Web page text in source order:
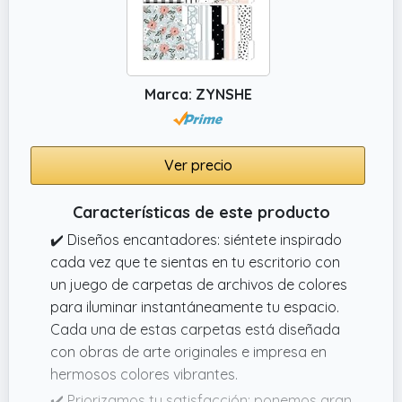
Marca: ZYNSHE
Ver precio
Características de este producto
✔️ Diseños encantadores: siéntete inspirado
cada vez que te sientas en tu escritorio con
un juego de carpetas de archivos de colores
para iluminar instantáneamente tu espacio.
Cada una de estas carpetas está diseñada
con obras de arte originales e impresa en
hermosos colores vibrantes.